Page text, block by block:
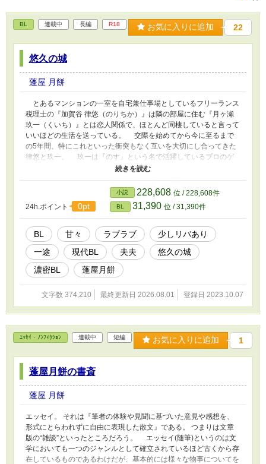
BL 連載中 長編 R18 お気に入りに追加 22
悠久の城
蓬屋 月餅
とあるマンションの一室を自宅兼仕事場としているフリーランス
税理士の『加賀谷 律悠（のりちか）』は隣の部屋に住む『月ヶ瀬
玖一（くいち）』とは恋人関係で、ほとんど同棲していると言って
いいほどの生活を送っている。 交際を始めてから今に至るまで
の5年間、特にこれといった衝突もなく互いを大切にし合ってきた
律悠と玖一。 玖一は『のす』という名で活躍しているプロのゲ
イ向けAV男優でもあるのだが、律悠はそんな玖一のことを陰なが
す』が出演するAVをいつものように購入し、視聴したのだ
が・・・。 ーーーーーーーー こちらの作品は土日以外の休日の前
後に更新を予定している作品です。 次話の更新日時については、
蓬屋の《近況ボード》『悠久の城』にてご確認いただけます。 ※
こちらは完全な『フィクション』です。 実在の人物、会社等とは
一切関係ありません。
24h.ポイント 0pt
小説 228,608 位 / 228,608件
BL 31,390 位 / 31,390件
BL 甘々 ラブラブ
少しリバあり
一途
現代BL 夫夫
悠久の城
濃密BL
蓬屋月餅
文字数 374,210 最終更新日 2026.08.01 登録日 2023.10.07
ｴｯｾｲ・ﾉﾝﾌｨｸｼｮﾝ 連載中 短編 お気に入りに追加 1
蓬屋月餅の書斎
蓬屋 月餅
エッセイ。 それは『筆者の体験や見聞に基づいた意見や感想を、
形式にとらわれずに自由に表現した散文』である。 つまりは文章
版の“雑談”といったところだろう。 エッセイ(随筆)というのは文
学においても一つのジャンルとして確立されているほど古くから存
在しているものであるわけだが、基本的には様々な物事についてを